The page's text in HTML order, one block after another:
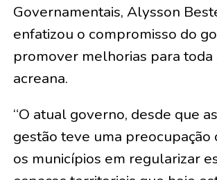
Governamentais, Alysson
enfatizou o compromisso do
promover melhorias para toda
acreana.
“O atual governo, desde que
gestão teve uma preocupação
os municípios em regularizar